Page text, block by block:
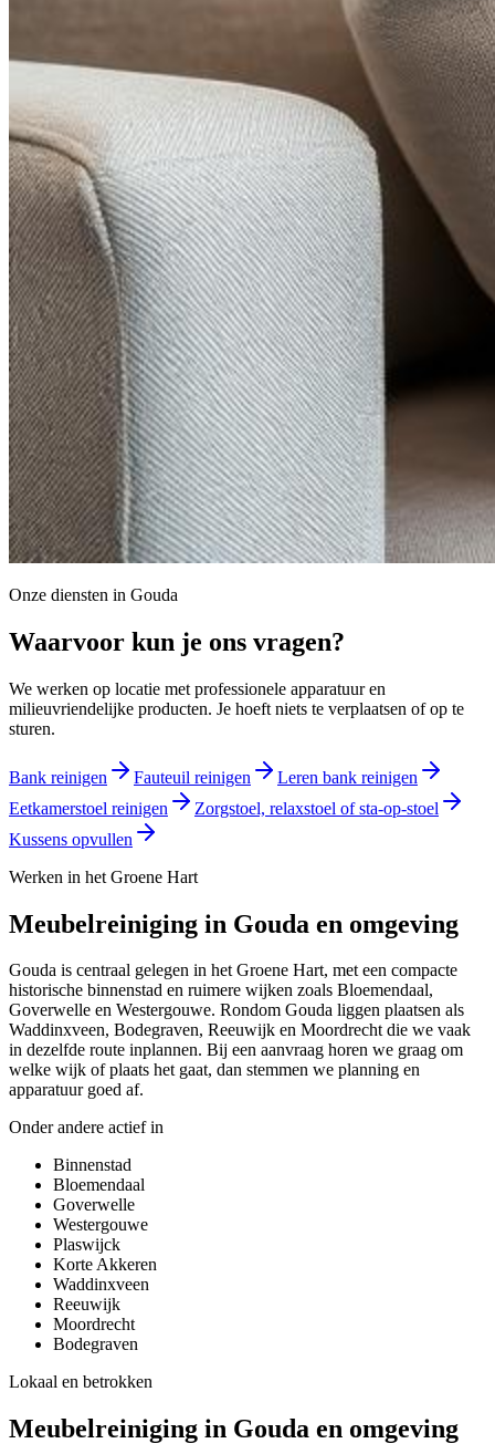
Onze diensten in Gouda
Waarvoor kun je ons vragen?
We werken op locatie met professionele apparatuur en
milieuvriendelijke producten. Je hoeft niets te verplaatsen of op te
sturen.
Bank reinigen Fauteuil reinigen
Leren bank reinigen
Eetkamerstoel reinigen
Zorgstoel, relaxstoel of sta-op-stoel
Kussens opvullen
Werken in het Groene Hart
Meubelreiniging in Gouda en omgeving
Gouda is centraal gelegen in het Groene Hart, met een compacte
historische binnenstad en ruimere wijken zoals Bloemendaal,
Goverwelle en Westergouwe. Rondom Gouda liggen plaatsen als
Waddinxveen, Bodegraven, Reeuwijk en Moordrecht die we vaak
in dezelfde route inplannen. Bij een aanvraag horen we graag om
welke wijk of plaats het gaat, dan stemmen we planning en
apparatuur goed af.
Onder andere actief in
Binnenstad
Bloemendaal
Goverwelle
Westergouwe
Plaswijck
Korte Akkeren
Waddinxveen
Reeuwijk
Moordrecht
Bodegraven
Lokaal en betrokken
Meubelreiniging in Gouda en omgeving